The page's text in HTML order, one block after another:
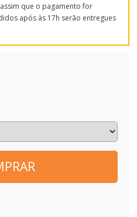
que o pagamento for
após às 17h serão entregues